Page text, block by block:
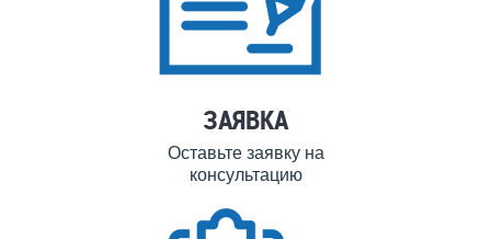
ЗАЯВКА
Оставьте заявку на
консультацию